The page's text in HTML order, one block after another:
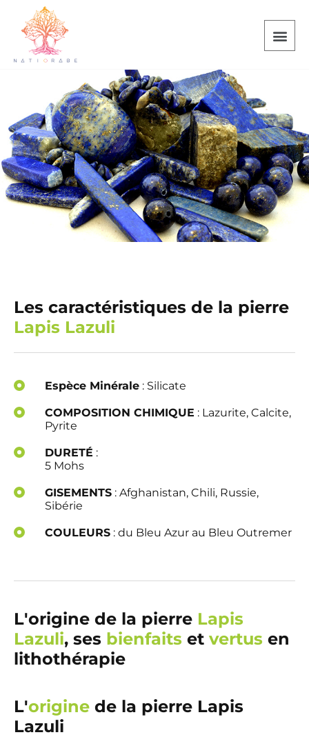
Les caractéristiques de la pierre
Lapis Lazuli
Espèce Minérale : Silicate
COMPOSITION CHIMIQUE : Lazurite, Calcite,
Pyrite
DURETÉ :
5 Mohs
GISEMENTS : Afghanistan, Chili, Russie,
Sibérie
COULEURS : du Bleu Azur au Bleu Outremer
L'origine de la pierre Lapis
Lazuli, ses bienfaits et vertus en
lithothérapie
L'origine de la pierre Lapis
Lazuli